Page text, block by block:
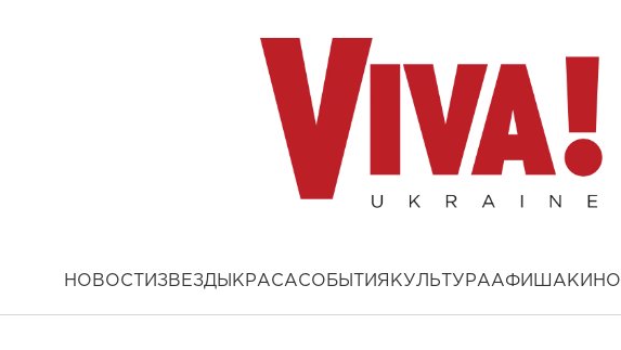
НОВОСТИ ЗВЕЗДЫ КРАСАСОБЫТИЯ КУЛЬТУРААФИША КИНО